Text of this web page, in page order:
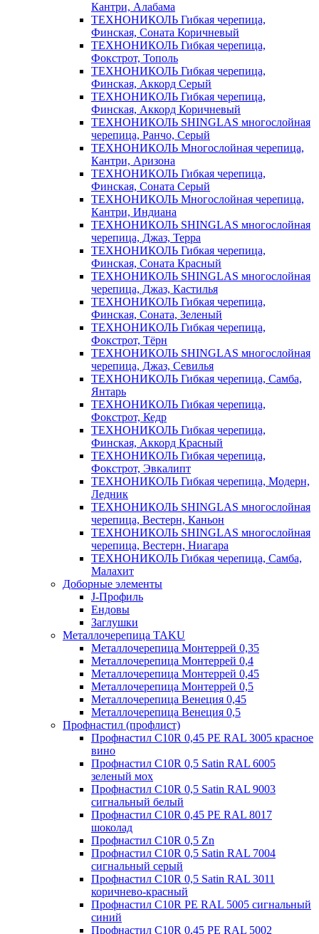
Кантри, Алабама
ТЕХНОНИКОЛЬ Гибкая черепица,
Финская, Соната Коричневый
ТЕХНОНИКОЛЬ Гибкая черепица,
Фокстрот, Тополь
ТЕХНОНИКОЛЬ Гибкая черепица,
Финская, Аккорд Серый
ТЕХНОНИКОЛЬ Гибкая черепица,
Финская, Аккорд Коричневый
ТЕХНОНИКОЛЬ SHINGLAS многослойная
черепица, Ранчо, Серый
ТЕХНОНИКОЛЬ Многослойная черепица,
Кантри, Аризона
ТЕХНОНИКОЛЬ Гибкая черепица,
Финская, Соната Серый
ТЕХНОНИКОЛЬ Многослойная черепица,
Кантри, Индиана
ТЕХНОНИКОЛЬ SHINGLAS многослойная
черепица, Джаз, Терра
ТЕХНОНИКОЛЬ Гибкая черепица,
Финская, Соната Красный
ТЕХНОНИКОЛЬ SHINGLAS многослойная
черепица, Джаз, Кастилья
ТЕХНОНИКОЛЬ Гибкая черепица,
Финская, Соната, Зеленый
ТЕХНОНИКОЛЬ Гибкая черепица,
Фокстрот, Тёрн
ТЕХНОНИКОЛЬ SHINGLAS многослойная
черепица, Джаз, Севилья
ТЕХНОНИКОЛЬ Гибкая черепица, Самба,
Янтарь
ТЕХНОНИКОЛЬ Гибкая черепица,
Фокстрот, Кедр
ТЕХНОНИКОЛЬ Гибкая черепица,
Финская, Аккорд Красный
ТЕХНОНИКОЛЬ Гибкая черепица,
Фокстрот, Эвкалипт
ТЕХНОНИКОЛЬ Гибкая черепица, Модерн,
Ледник
ТЕХНОНИКОЛЬ SHINGLAS многослойная
черепица, Вестерн, Каньон
ТЕХНОНИКОЛЬ SHINGLAS многослойная
черепица, Вестерн, Ниагара
ТЕХНОНИКОЛЬ Гибкая черепица, Самба,
Малахит
Доборные элементы
J-Профиль
Ендовы
Заглушки
Металлочерепица TAKU
Металлочерепица Монтеррей 0,35
Металлочерепица Монтеррей 0,4
Металлочерепица Монтеррей 0,45
Металлочерепица Монтеррей 0,5
Металлочерепица Венеция 0,45
Металлочерепица Венеция 0,5
Профнастил (профлист)
Профнастил С10R 0,45 PE RAL 3005 красное
вино
Профнастил С10R 0,5 Satin RAL 6005
зеленый мох
Профнастил С10R 0,5 Satin RAL 9003
сигнальный белый
Профнастил С10R 0,45 PE RAL 8017
шоколад
Профнастил С10R 0,5 Zn
Профнастил С10R 0,5 Satin RAL 7004
сигнальный серый
Профнастил С10R 0,5 Satin RAL 3011
коричнево-красный
Профнастил С10R PE RAL 5005 сигнальный
синий
Профнастил С10R 0,45 PE RAL 5002